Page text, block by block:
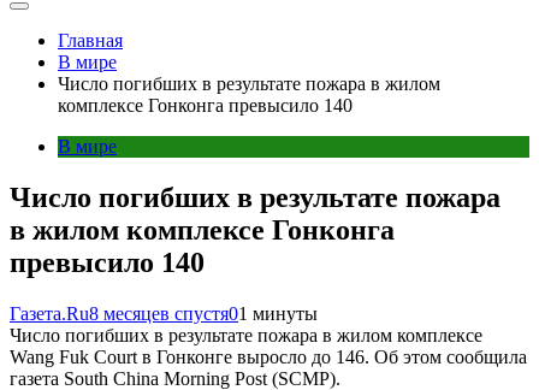
Главная
В мире
Число погибших в результате пожара в жилом
комплексе Гонконга превысило 140
В мире
Число погибших в результате пожара
в жилом комплексе Гонконга
превысило 140
Газета.Ru8 месяцев спустя01 минуты
Число погибших в результате пожара в жилом комплексе
Wang Fuk Court в Гонконге выросло до 146. Об этом сообщила
газета South China Morning Post (SCMP).